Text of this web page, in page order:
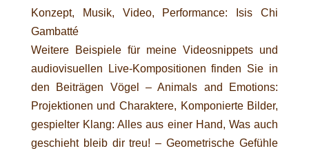
Konzept, Musik, Video, Performance: Isis Chi
Gambatté
Weitere Beispiele für meine Videosnippets und
audiovisuellen Live-Kompositionen finden Sie in
den Beiträgen Vögel – Animals and Emotions:
Projektionen und Charaktere, Komponierte Bilder,
gespielter Klang: Alles aus einer Hand, Was auch
geschieht bleib dir treu! – Geometrische Gefühle